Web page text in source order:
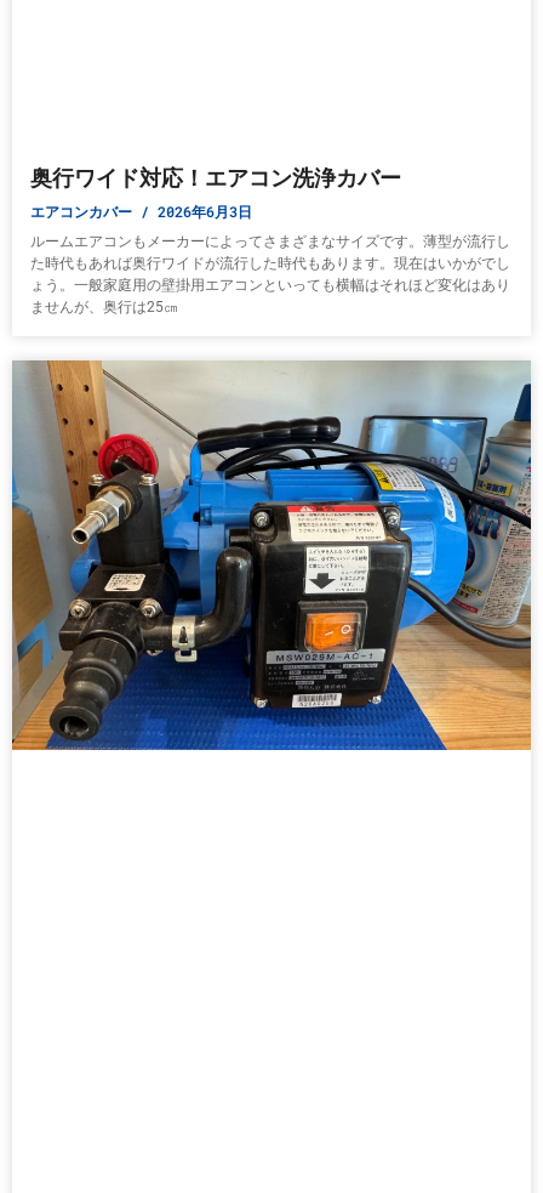
奥行ワイド対応！エアコン洗浄カバー
エアコンカバー 2026年6月3日
ルームエアコンもメーカーによってさまざまなサイズです。薄型が流行し
た時代もあれば奥行ワイドが流行した時代もあります。現在はいかがでし
ょう。一般家庭用の壁掛用エアコンといっても横幅はそれほど変化はあり
ませんが、奥行は25㎝